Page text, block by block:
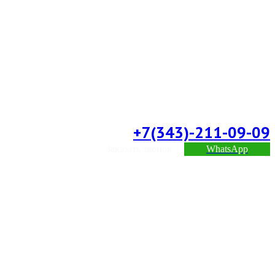
+7(343)-211-09-09
WhatsApp